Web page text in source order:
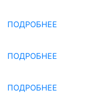
ПОДРОБНЕЕ
ПОДРОБНЕЕ
ПОДРОБНЕЕ